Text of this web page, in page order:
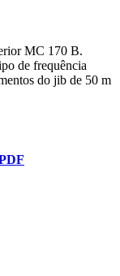
MC 170 B.
de frequência
do jib de 50 m